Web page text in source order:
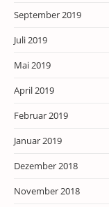
September 2019
Juli 2019
Mai 2019
April 2019
Februar 2019
Januar 2019
Dezember 2018
November 2018